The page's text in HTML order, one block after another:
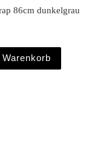
86cm dunkelgrau